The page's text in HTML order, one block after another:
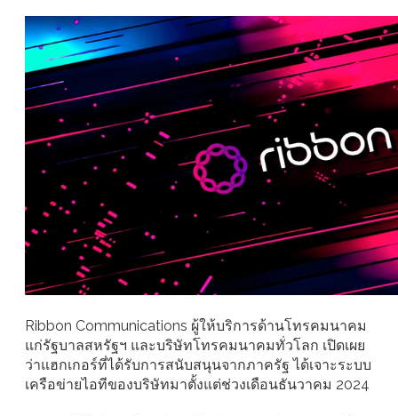
Ribbon Communications ผู้ให้บริการด้านโทรคมนาคม
แก่รัฐบาลสหรัฐฯ และบริษัทโทรคมนาคมทั่วโลก เปิดเผย
ว่าแฮกเกอร์ที่ได้รับการสนับสนุนจากภาครัฐ ได้เจาะระบบ
เครือข่ายไอทีของบริษัทมาตั้งแต่ช่วงเดือนธันวาคม 2024